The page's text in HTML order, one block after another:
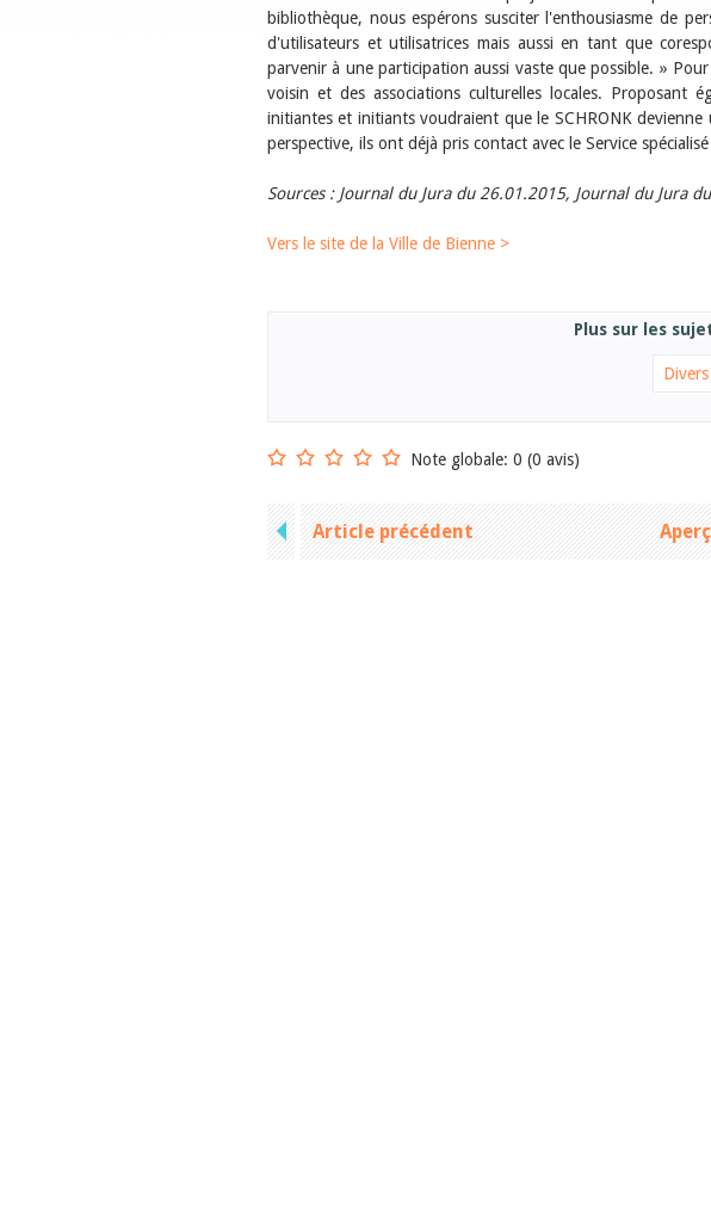
bibliothèque, nous espérons susciter l'enthousiasme de
d'utilisateurs et utilisatrices mais aussi en tant que
parvenir à une participation aussi vaste que possible. »
voisin et des associations culturelles locales. Proposant
initiantes et initiants voudraient que le SCHRONK
perspective, ils ont déjà pris contact avec le Service
Sources : Journal du Jura du 26.01.2015, Journal du Jura
Vers le site de la Ville de Bienne >
Plus sur les
Divers
Note globale: 0 (0 avis)
Article précédent